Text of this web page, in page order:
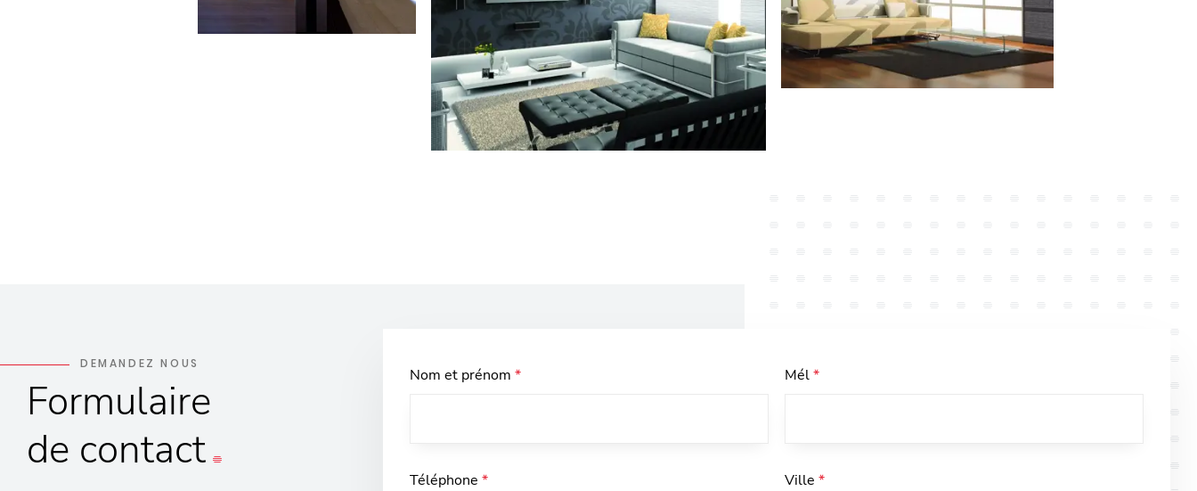
DEMANDEZ NOUS
Formulaire
de contact
Nom et prénom * Mél*
Téléphone * Ville*